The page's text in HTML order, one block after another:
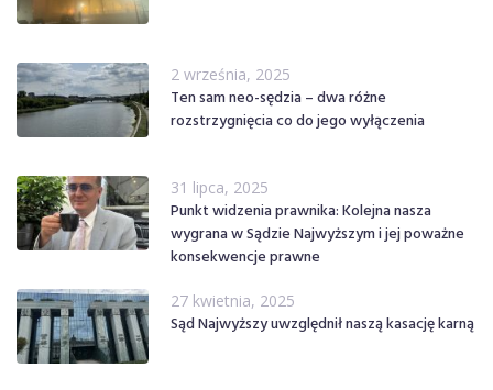
2 września, 2025
Ten sam neo-sędzia – dwa różne
rozstrzygnięcia co do jego wyłączenia
31 lipca, 2025
Punkt widzenia prawnika: Kolejna nasza
wygrana w Sądzie Najwyższym i jej poważne
konsekwencje prawne
27 kwietnia, 2025
Sąd Najwyższy uwzględnił naszą kasację karną